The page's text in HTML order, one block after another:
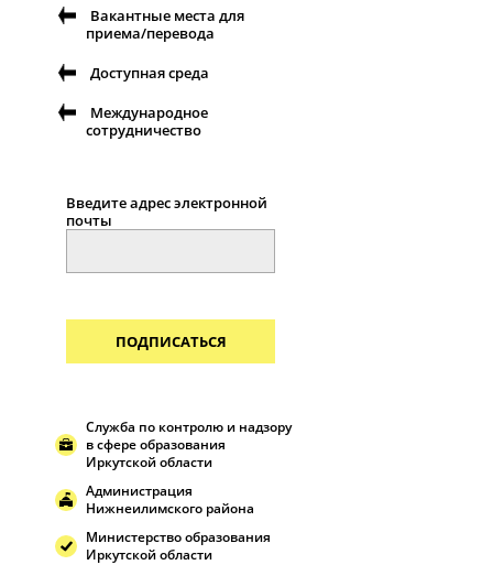
Вакантные места для
приема/перевода
Доступная среда
Международное
сотрудничество
Введите адрес электронной
почты
ПОДПИСАТЬСЯ
Служба по контролю и надзору
в сфере образования
Иркутской области
Администрация
Нижнеилимского района
Министерство образования
Иркутской области